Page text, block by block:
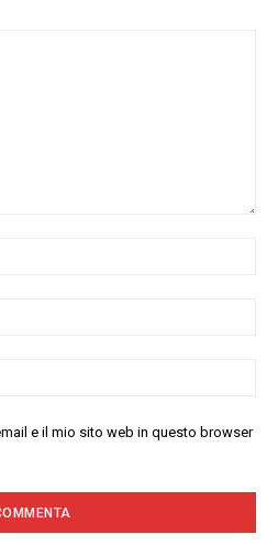
e il mio sito web in questo browser